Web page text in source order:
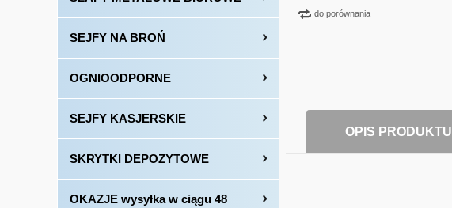
SEJFY NA BROŃ
OGNIOODPORNE
SEJFY KASJERSKIE
SKRYTKI DEPOZYTOWE
OKAZJE wysyłka w ciągu 48
do porównania
OPIS PRODUKTU